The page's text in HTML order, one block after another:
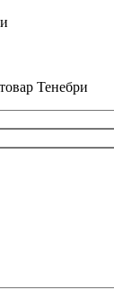
Тенебри